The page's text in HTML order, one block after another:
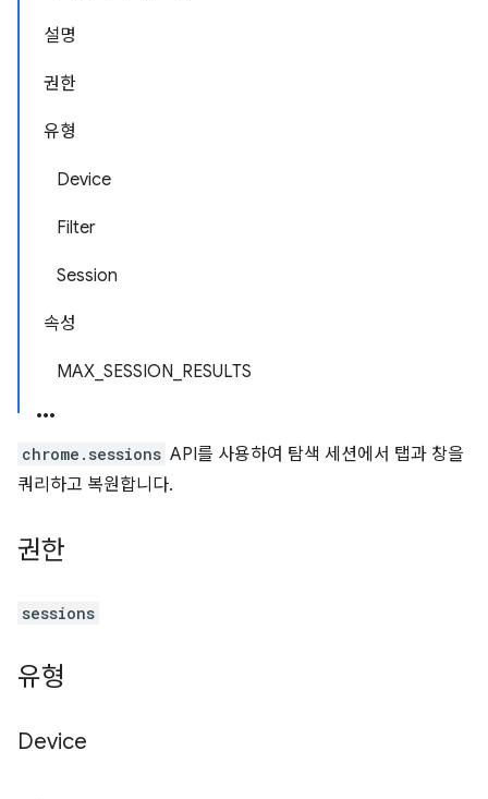
설명
권한
유형
Device
Filter
Session
속성
MAX_SESSION_RESULTS
chrome.sessions API를 사용하여 탐색 세션에서 탭과 창을
쿼리하고 복원합니다.
권한
sessions
유형
Device